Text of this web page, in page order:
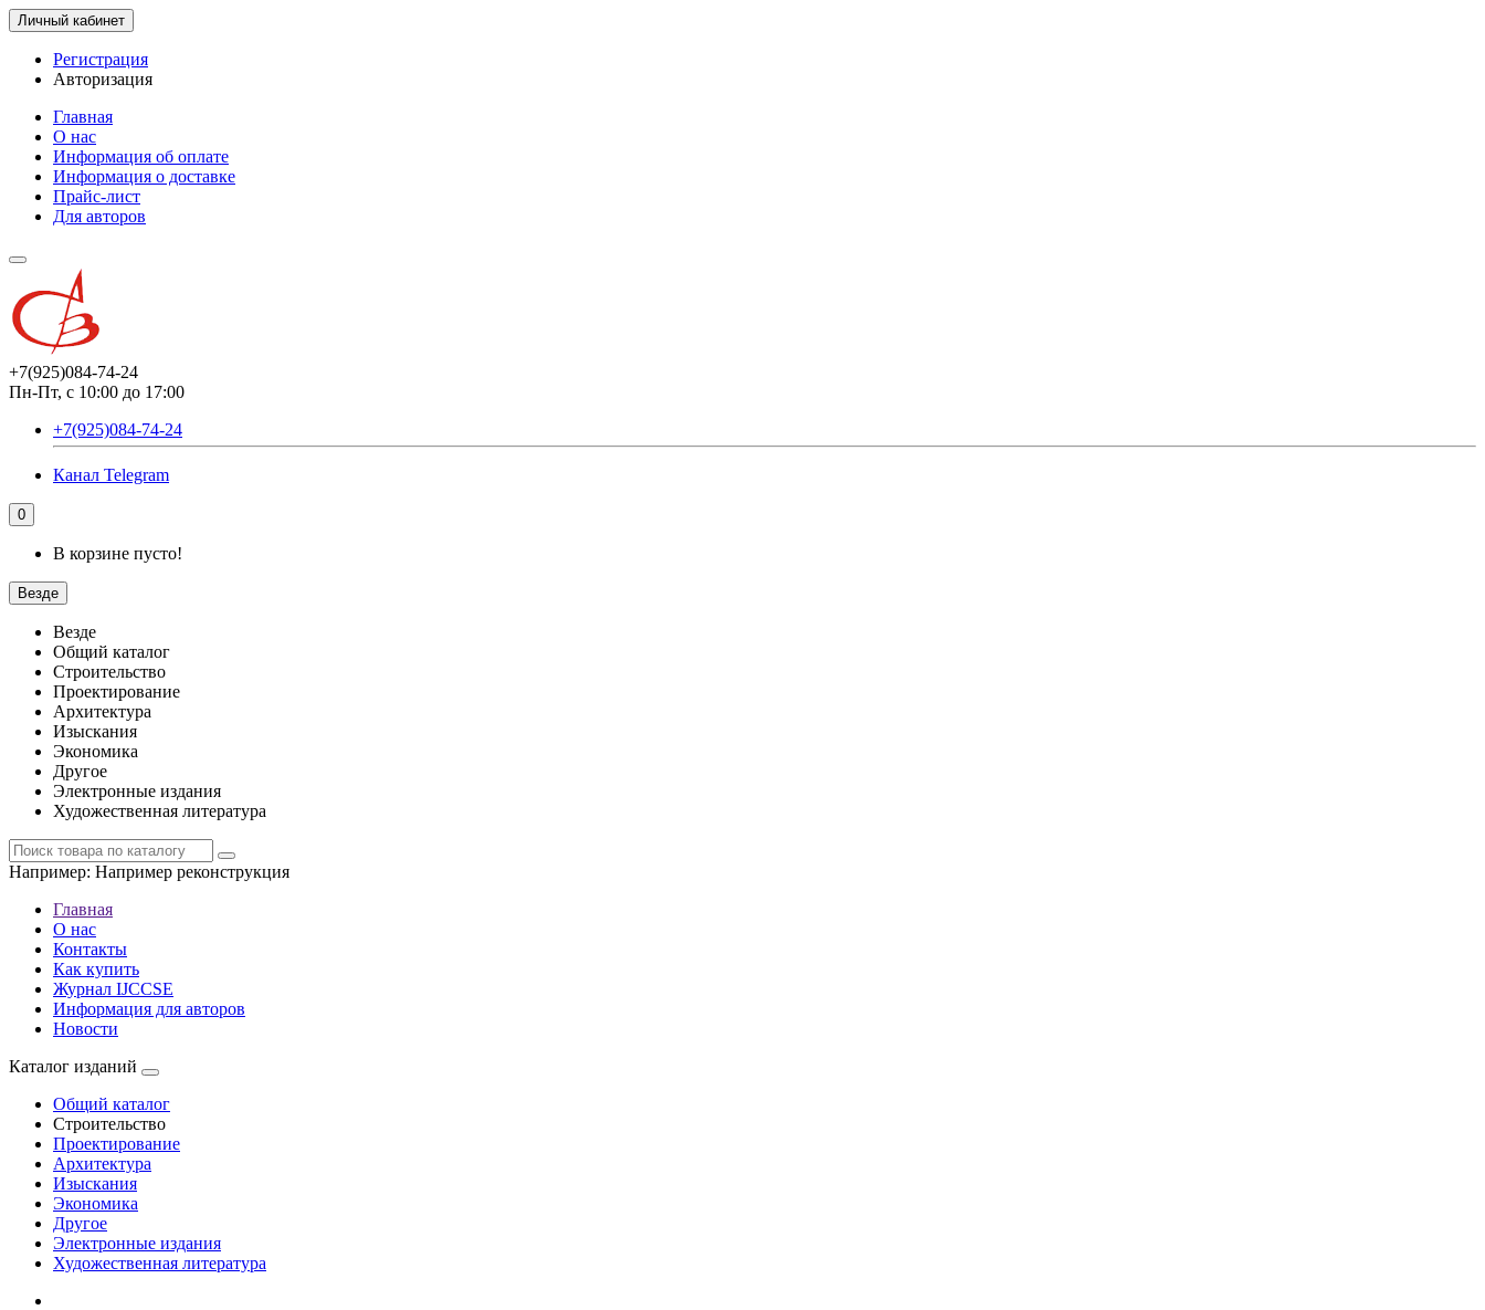
Личный кабинет
Регистрация
Авторизация
Главная
О нас
Информация об оплате
Информация о доставке
Прайс-лист
Для авторов
+7(925)084-74-24
Пн-Пт, с 10:00 до 17:00
+7(925)084-74-24
Канал Telegram
0
В корзине пусто!
Везде
Везде
Общий каталог
Строительство
Проектирование
Архитектура
Изыскания
Экономика
Другое
Электронные издания
Художественная литература
Например: Например реконструкция
Главная
О нас
Контакты
Как купить
Журнал IJCCSE
Информация для авторов
Новости
Каталог изданий
Общий каталог
Строительство
Проектирование
Архитектура
Изыскания
Экономика
Другое
Электронные издания
Художественная литература